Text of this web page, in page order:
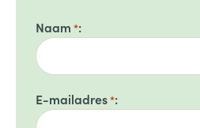
Naam *
E-mailadres*